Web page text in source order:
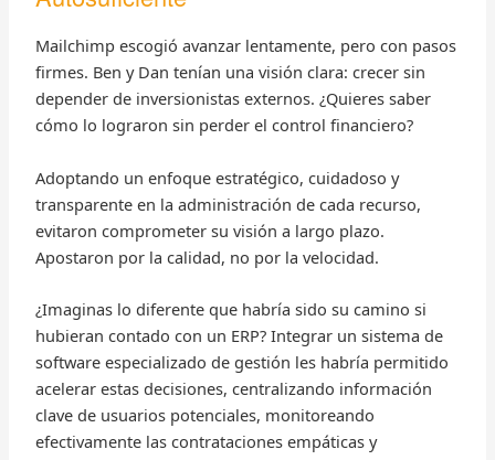
Mailchimp escogió avanzar lentamente, pero con pasos
firmes. Ben y Dan tenían una visión clara: crecer sin
depender de inversionistas externos. ¿Quieres saber
cómo lo lograron sin perder el control financiero?
Adoptando un enfoque estratégico, cuidadoso y
transparente en la administración de cada recurso,
evitaron comprometer su visión a largo plazo.
Apostaron por la calidad, no por la velocidad.
¿Imaginas lo diferente que habría sido su camino si
hubieran contado con un ERP? Integrar un sistema de
software especializado de gestión les habría permitido
acelerar estas decisiones, centralizando información
clave de usuarios potenciales, monitoreando
efectivamente las contrataciones empáticas y